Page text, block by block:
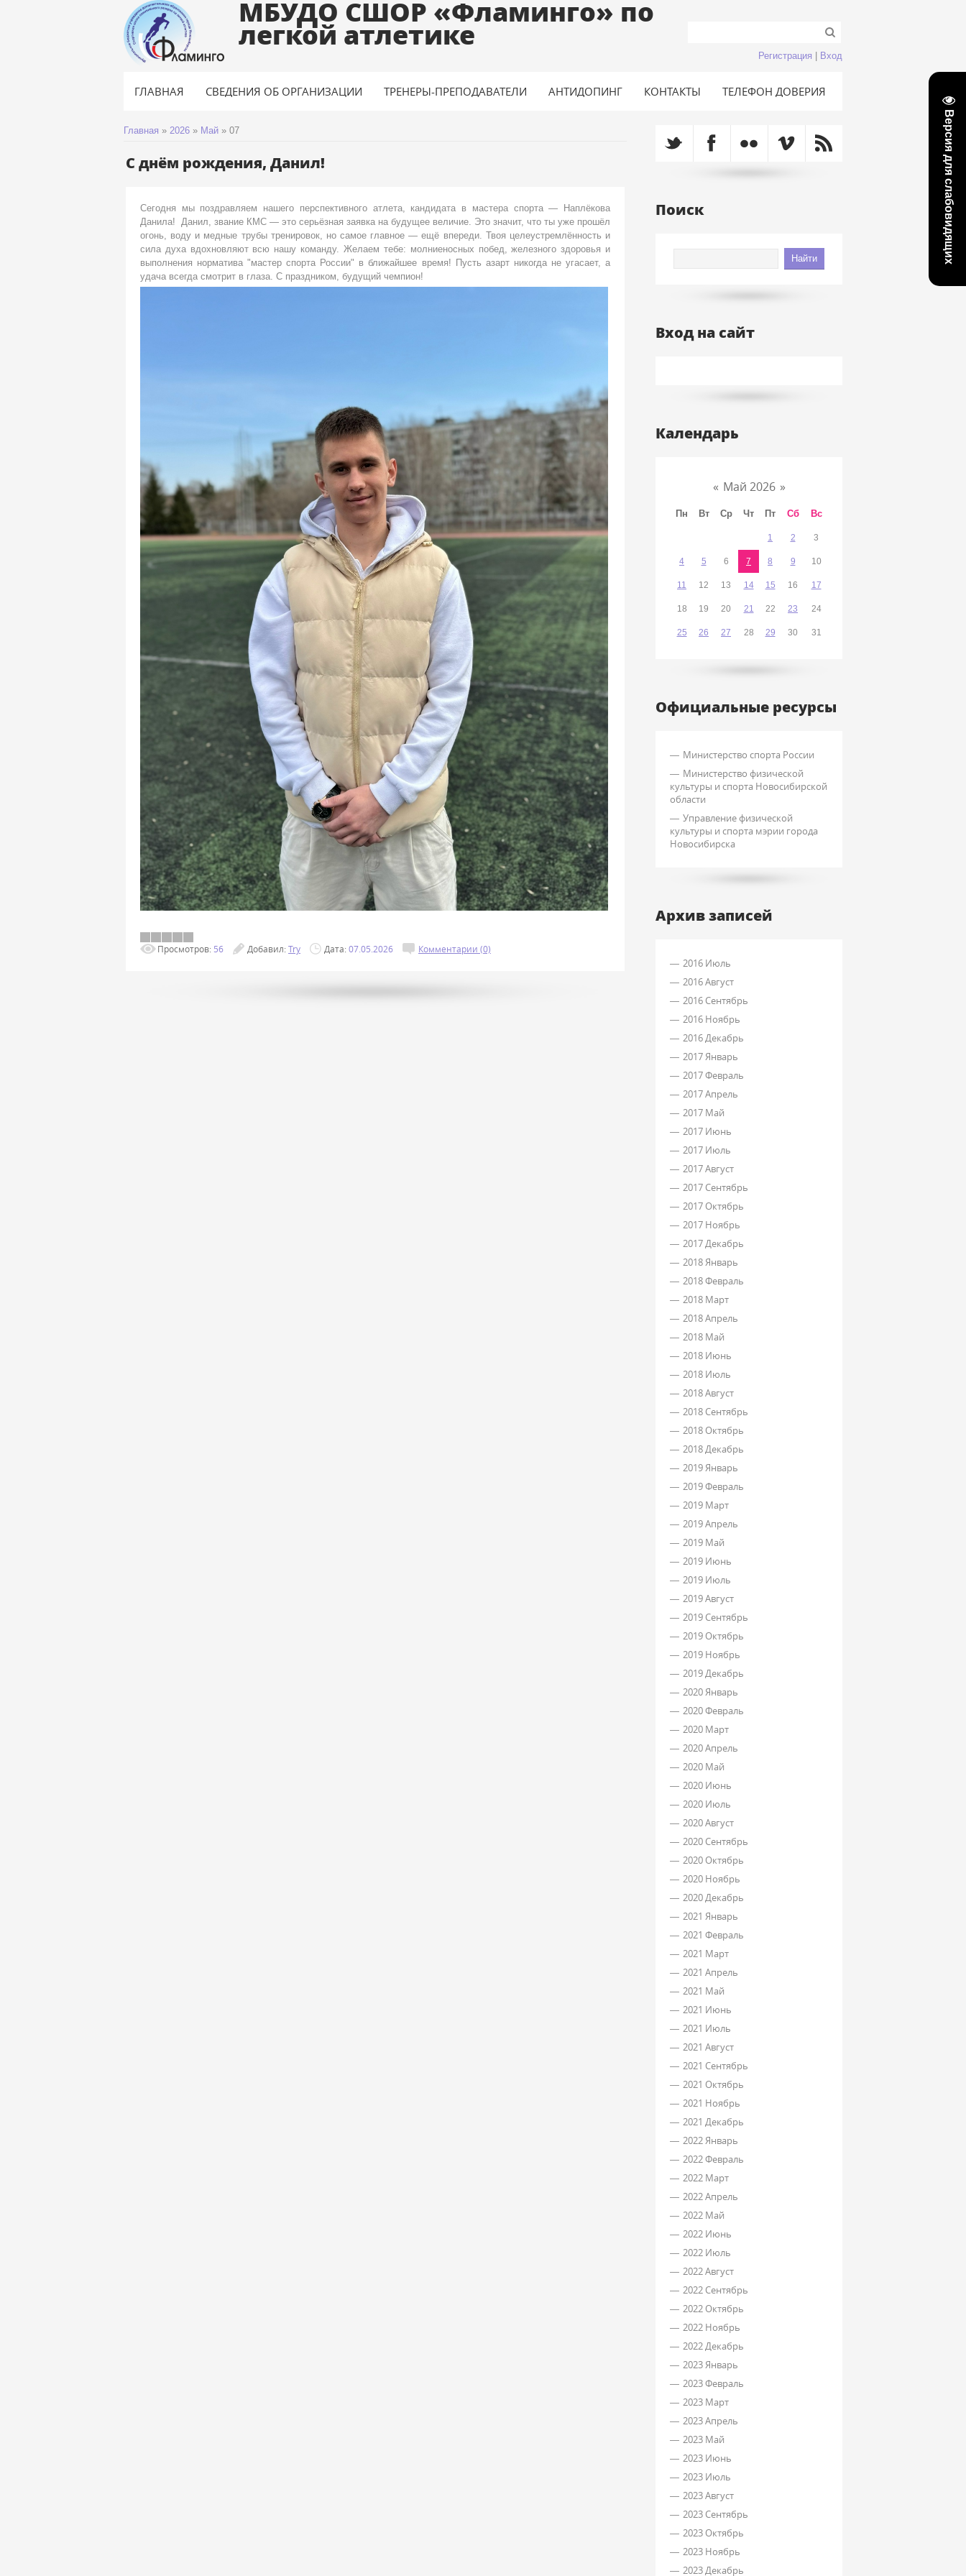
Версия для слабовидящих
МБУДО СШОР «Фламинго» по
легкой атлетике
Регистрация Вход
ГЛАВНАЯ СВЕДЕНИЯ ОБ ОРГАНИЗАЦИИ ТРЕНЕРЫ-ПРЕПОДАВАТЕЛИ АНТИДОПИНГ КОНТАКТЫ ТЕЛЕФОН ДОВЕРИЯ
Главная » 2026 » Май » 07
С днём рождения, Данил!
Сегодня мы поздравляем нашего перспективного атлета, кандидата в мастера спорта — Наплёкова
Данила! Данил, звание КМС — это серьёзная заявка на будущее величие. Это значит, что ты уже прошёл
огонь, воду и медные трубы тренировок, но самое главное — ещё впереди. Твоя целеустремлённость и
сила духа вдохновляют всю нашу команду. Желаем тебе: молниеносных побед, железного здоровья и
выполнения норматива "мастер спорта России" в ближайшее время! Пусть азарт никогда не угасает, а
удача всегда смотрит в глаза. С праздником, будущий чемпион!
Просмотров: 56 Добавил: Try Дата: 07.05.2026 Комментарии (0)
Поиск
Вход на сайт
Календарь
« Май 2026 »
Пн Вт Ср Чт Пт Сб Вс
1 2 3
4 5 6 7 8 9 10
11 12 13 14 15 16 17
18 19 20 21 22 23 24
25 26 27 28 29 30 31
Официальные ресурсы
Министерство спорта России
Министерство физической
культуры и спорта Новосибирской
области
Управление физической
культуры и спорта мэрии города
Новосибирска
Архив записей
2016 Июль
2016 Август
2016 Сентябрь
2016 Ноябрь
2016 Декабрь
2017 Январь
2017 Февраль
2017 Апрель
2017 Май
2017 Июнь
2017 Июль
2017 Август
2017 Сентябрь
2017 Октябрь
2017 Ноябрь
2017 Декабрь
2018 Январь
2018 Февраль
2018 Март
2018 Апрель
2018 Май
2018 Июнь
2018 Июль
2018 Август
2018 Сентябрь
2018 Октябрь
2018 Декабрь
2019 Январь
2019 Февраль
2019 Март
2019 Апрель
2019 Май
2019 Июнь
2019 Июль
2019 Август
2019 Сентябрь
2019 Октябрь
2019 Ноябрь
2019 Декабрь
2020 Январь
2020 Февраль
2020 Март
2020 Апрель
2020 Май
2020 Июнь
2020 Июль
2020 Август
2020 Сентябрь
2020 Октябрь
2020 Ноябрь
2020 Декабрь
2021 Январь
2021 Февраль
2021 Март
2021 Апрель
2021 Май
2021 Июнь
2021 Июль
2021 Август
2021 Сентябрь
2021 Октябрь
2021 Ноябрь
2021 Декабрь
2022 Январь
2022 Февраль
2022 Март
2022 Апрель
2022 Май
2022 Июнь
2022 Июль
2022 Август
2022 Сентябрь
2022 Октябрь
2022 Ноябрь
2022 Декабрь
2023 Январь
2023 Февраль
2023 Март
2023 Апрель
2023 Май
2023 Июнь
2023 Июль
2023 Август
2023 Сентябрь
2023 Октябрь
2023 Ноябрь
2023 Декабрь